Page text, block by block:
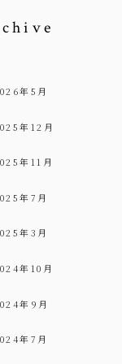
年5月
年12月
年11月
年7月
年3月
年10月
年9月
年7月